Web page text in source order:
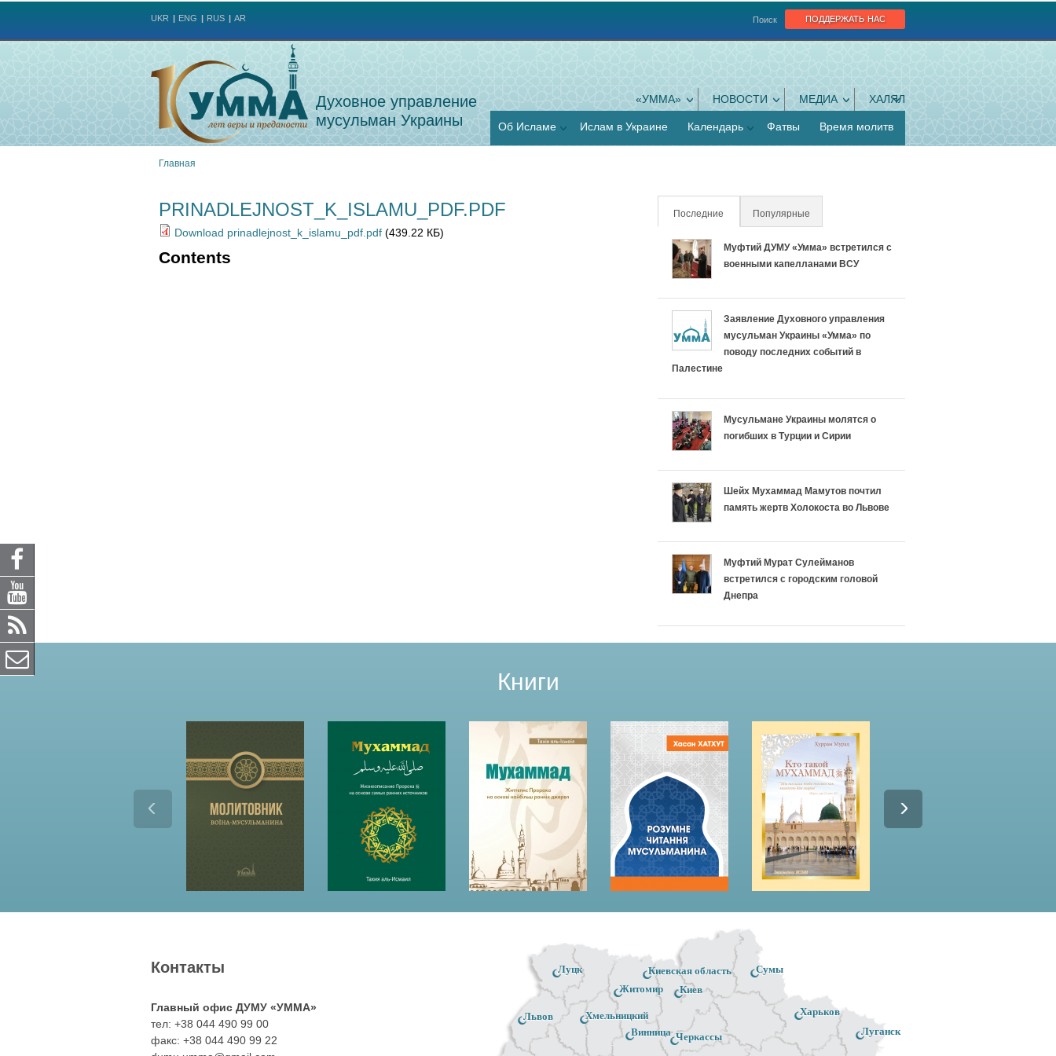
поддержать нас
Поиск
UKR ENG RUS AR
Духовное управление
мусульман Украины
«УММА» НОВОСТИ МЕДИА ХАЛЯЛ
Об Исламе Ислам в Украине Календарь Фатвы Время молитв
здесь
Главная
PRINADLEJNOST_K_ISLAMU_PDF.PDF
Download prinadlejnost_k_islamu_pdf.pdf (439.22 КБ)
Contents
Последние (активная вкладка)
Популярные
Муфтий ДУМУ «Умма» встретился с
военными капелланами ВСУ
Заявление Духовного управления
мусульман Украины «Умма» по
поводу последних событий в
Палестине
Мусульмане Украины молятся о
погибших в Турции и Сирии
Шейх Мухаммад Мамутов почтил
память жертв Холокоста во Львове
Муфтий Мурат Сулейманов
встретился с городским головой
Днепра
Книги
Черкассы
Сумы
Луганск
Киев
Киевская область
Житомир
Винница
Хмельницкий
Луцк
Львов Харьков
Контакты
Главный офис ДУМУ «УММА»
тел: +38 044 490 99 00
факс: +38 044 490 99 22